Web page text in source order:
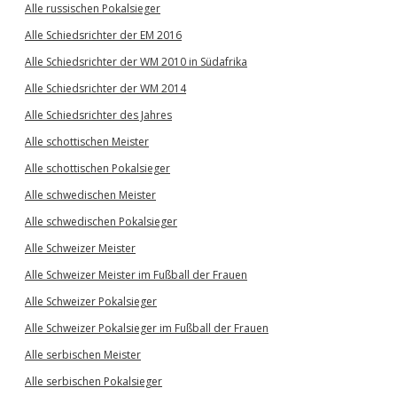
Alle russischen Pokalsieger
Alle Schiedsrichter der EM 2016
Alle Schiedsrichter der WM 2010 in Südafrika
Alle Schiedsrichter der WM 2014
Alle Schiedsrichter des Jahres
Alle schottischen Meister
Alle schottischen Pokalsieger
Alle schwedischen Meister
Alle schwedischen Pokalsieger
Alle Schweizer Meister
Alle Schweizer Meister im Fußball der Frauen
Alle Schweizer Pokalsieger
Alle Schweizer Pokalsieger im Fußball der Frauen
Alle serbischen Meister
Alle serbischen Pokalsieger